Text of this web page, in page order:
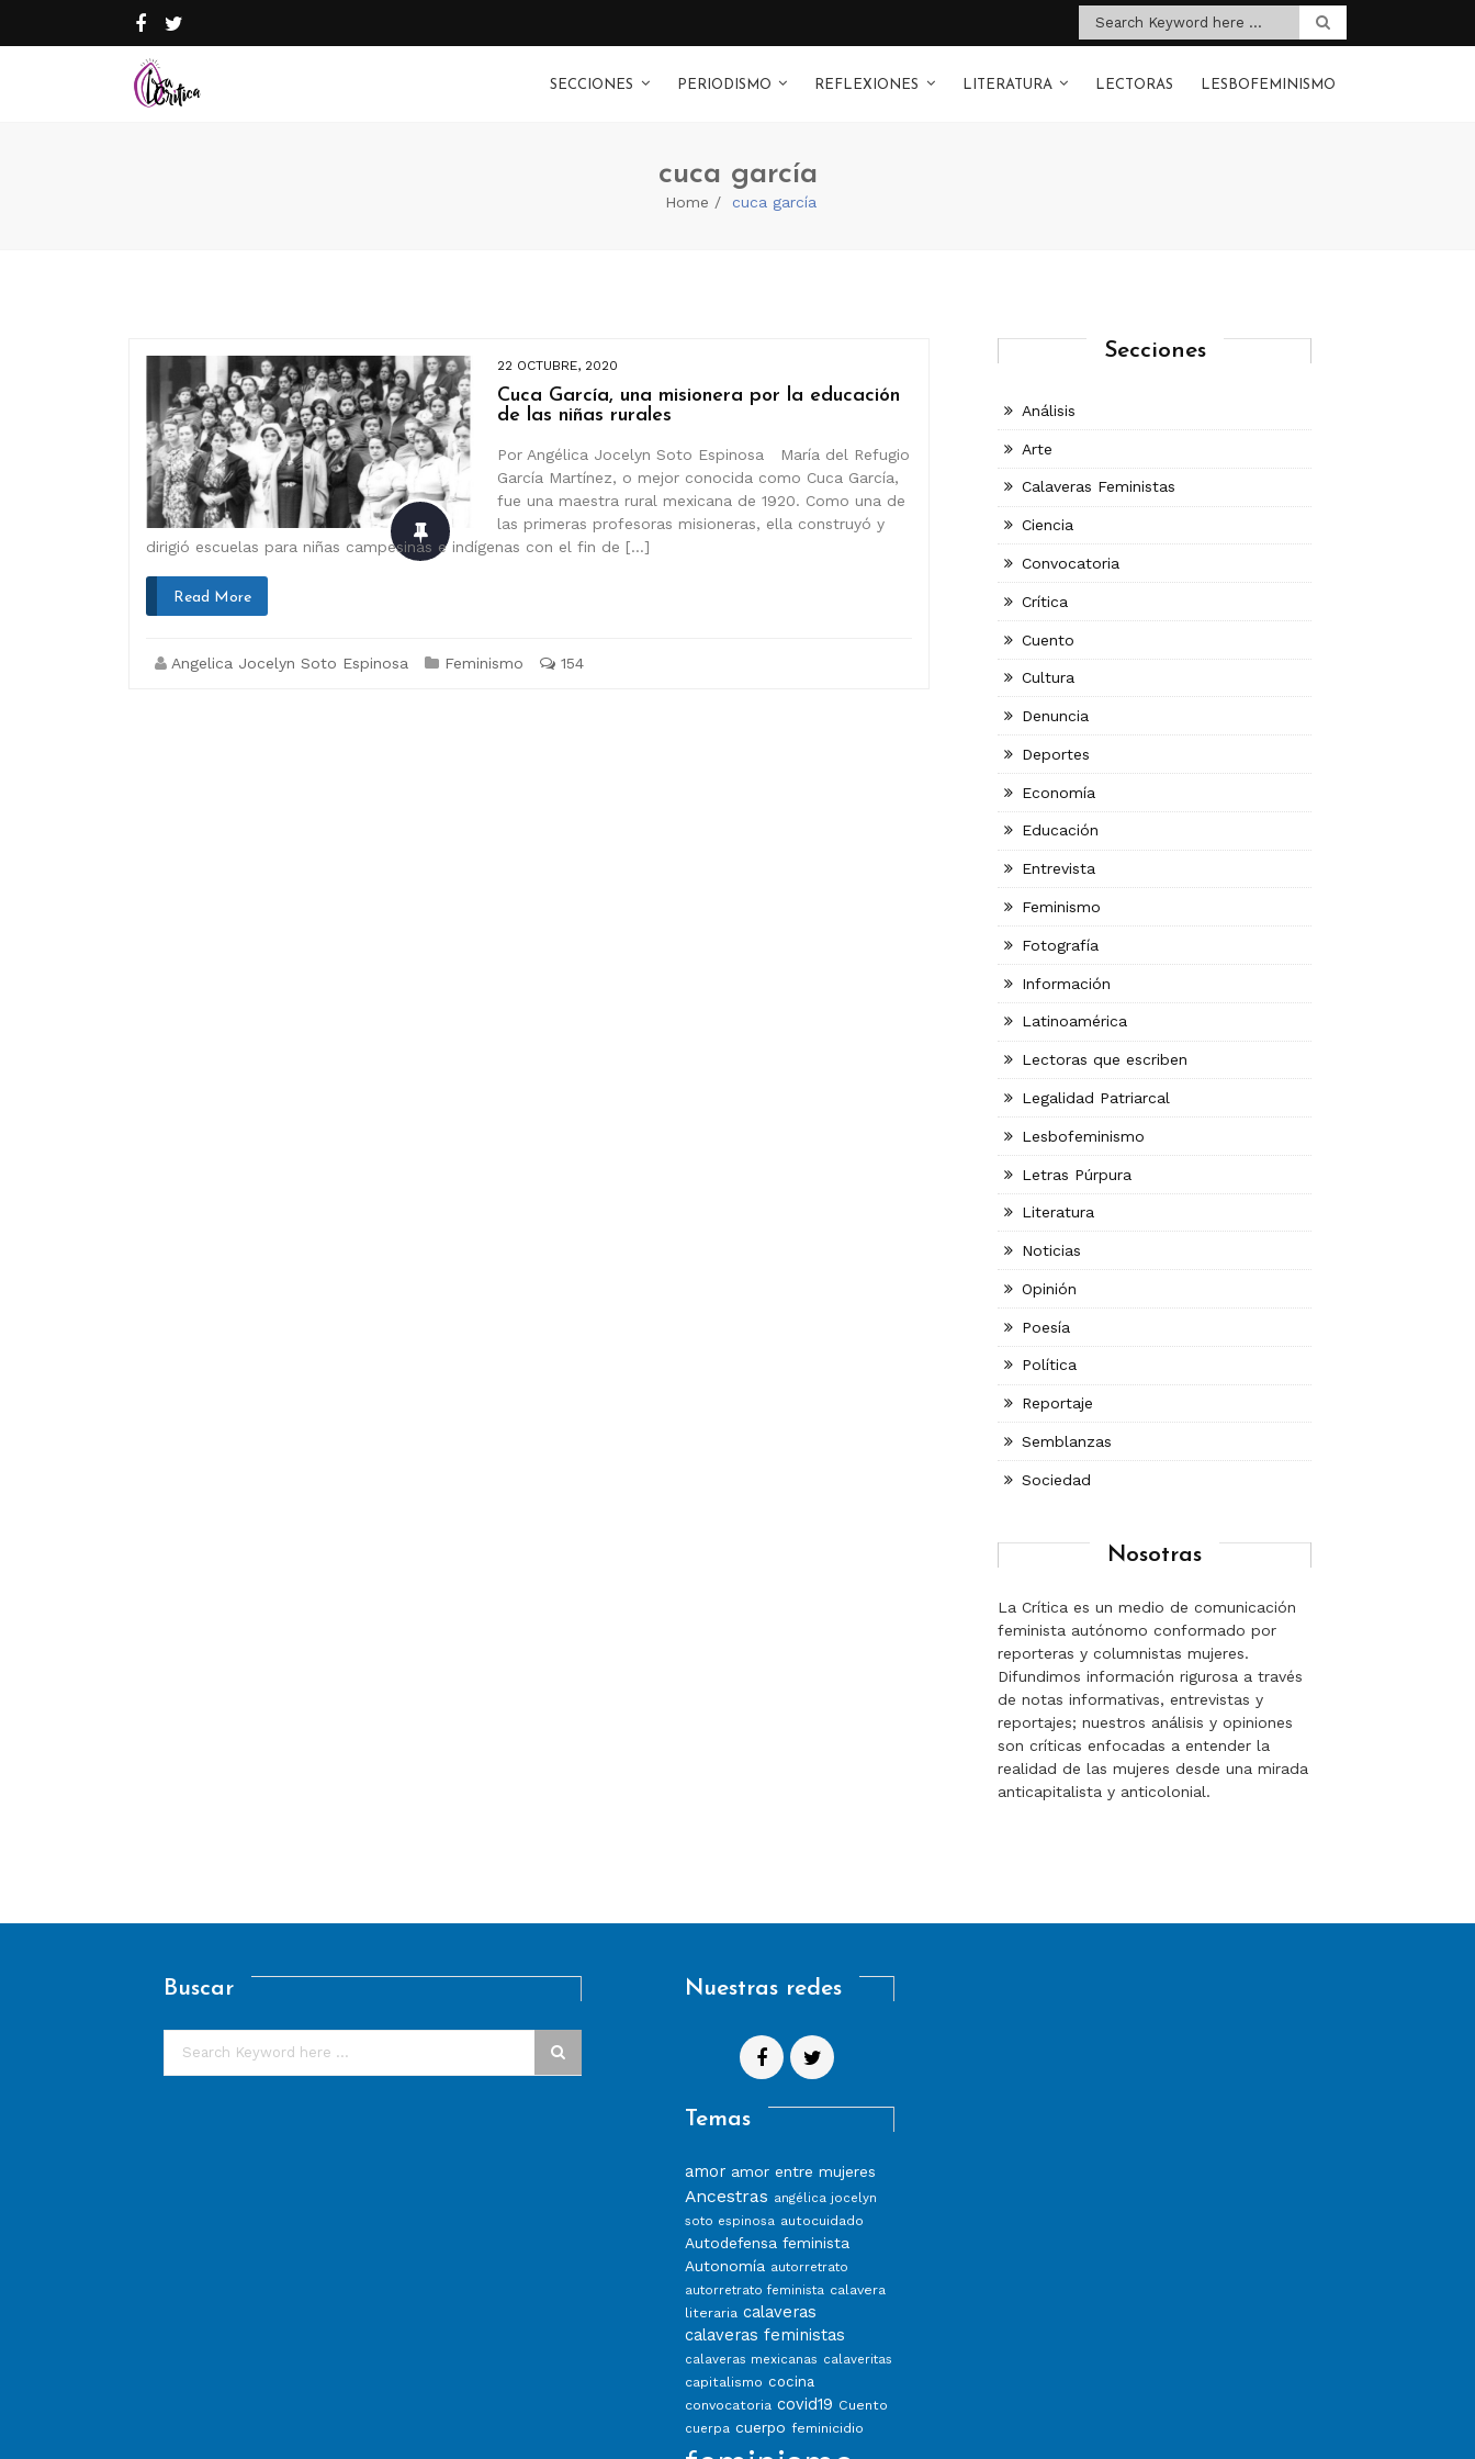
SECCIONES PERIODISMO REFLEXIONES LITERATURA LECTORAS LESBOFEMINISMO
cuca garcía
Home cuca garcía
22 OCTUBRE, 2020
Cuca García, una misionera por la educación
de las niñas rurales
Por Angélica Jocelyn Soto Espinosa María del Refugio
García Martínez, o mejor conocida como Cuca García,
fue una maestra rural mexicana de 1920. Como una de
las primeras profesoras misioneras, ella construyó y
dirigió escuelas para niñas campesinas e indígenas con el fin de […]
Read More
Angelica Jocelyn Soto Espinosa Feminismo 154
Secciones
Análisis
Arte
Calaveras Feministas
Ciencia
Convocatoria
Crítica
Cuento
Cultura
Denuncia
Deportes
Economía
Educación
Entrevista
Feminismo
Fotografía
Información
Latinoamérica
Lectoras que escriben
Legalidad Patriarcal
Lesbofeminismo
Letras Púrpura
Literatura
Noticias
Opinión
Poesía
Política
Reportaje
Semblanzas
Sociedad
Nosotras
La Crítica es un medio de comunicación
feminista autónomo conformado por
reporteras y columnistas mujeres.
Difundimos información rigurosa a través
de notas informativas, entrevistas y
reportajes; nuestros análisis y opiniones
son críticas enfocadas a entender la
realidad de las mujeres desde una mirada
anticapitalista y anticolonial.
Buscar Nuestras redes
Temas
amor amor entre mujeres
Ancestras angélica jocelyn
soto espinosa autocuidado
Autodefensa feminista
Autonomía autorretrato
autorretrato feminista calavera
literaria calaveras
calaveras feministas
calaveras mexicanas calaveritas
capitalismo cocina
convocatoria covid19 Cuento
cuerpa cuerpo feminicidio